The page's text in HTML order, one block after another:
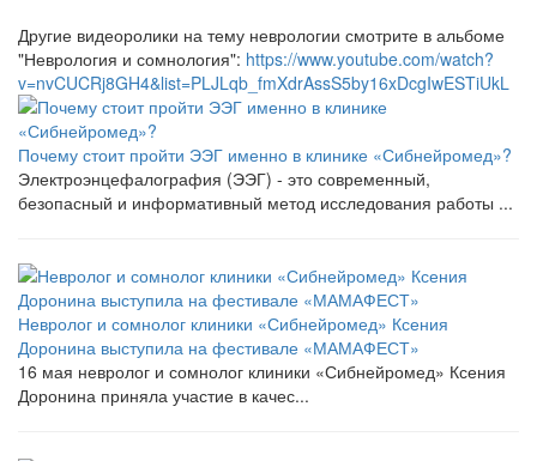
Другие видеоролики на тему неврологии смотрите в альбоме
"Неврология и сомнология": https://www.youtube.com/watch?
v=nvCUCRj8GH4&list=PLJLqb_fmXdrAssS5by16xDcgIwESTiUkL
Почему стоит пройти ЭЭГ именно в клинике «Сибнейромед»?
Электроэнцефалография (ЭЭГ) - это современный,
безопасный и информативный метод исследования работы ...
Невролог и сомнолог клиники «Сибнейромед» Ксения
Доронина выступила на фестивале «МАМАФЕСТ»
16 мая невролог и сомнолог клиники «Сибнейромед» Ксения
Доронина приняла участие в качес...